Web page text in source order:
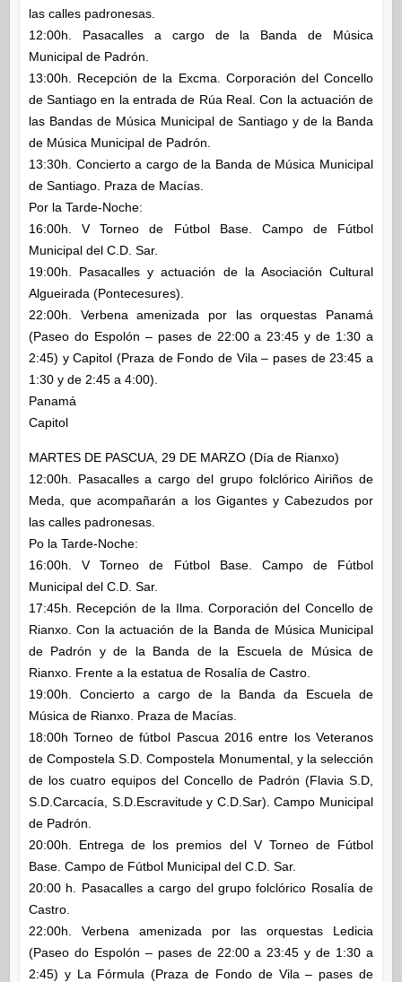
las calles padronesas.
12:00h. Pasacalles a cargo de la Banda de Música
Municipal de Padrón.
13:00h. Recepción de la Excma. Corporación del Concello
de Santiago en la entrada de Rúa Real. Con la actuación de
las Bandas de Música Municipal de Santiago y de la Banda
de Música Municipal de Padrón.
13:30h. Concierto a cargo de la Banda de Música Municipal
de Santiago. Praza de Macías.
Por la Tarde-Noche:
16:00h. V Torneo de Fútbol Base. Campo de Fútbol
Municipal del C.D. Sar.
19:00h. Pasacalles y actuación de la Asociación Cultural
Algueirada (Pontecesures).
22:00h. Verbena amenizada por las orquestas Panamá
(Paseo do Espolón – pases de 22:00 a 23:45 y de 1:30 a
2:45) y Capitol (Praza de Fondo de Vila – pases de 23:45 a
1:30 y de 2:45 a 4:00).
Panamá
Capitol
MARTES DE PASCUA, 29 DE MARZO (Día de Rianxo)
12:00h. Pasacalles a cargo del grupo folclórico Airiños de
Meda, que acompañarán a los Gigantes y Cabezudos por
las calles padronesas.
Po la Tarde-Noche:
16:00h. V Torneo de Fútbol Base. Campo de Fútbol
Municipal del C.D. Sar.
17:45h. Recepción de la Ilma. Corporación del Concello de
Rianxo. Con la actuación de la Banda de Música Municipal
de Padrón y de la Banda de la Escuela de Música de
Rianxo. Frente a la estatua de Rosalía de Castro.
19:00h. Concierto a cargo de la Banda da Escuela de
Música de Rianxo. Praza de Macías.
18:00h Torneo de fútbol Pascua 2016 entre los Veteranos
de Compostela S.D. Compostela Monumental, y la selección
de los cuatro equipos del Concello de Padrón (Flavia S.D,
S.D.Carcacía, S.D.Escravitude y C.D.Sar). Campo Municipal
de Padrón.
20:00h. Entrega de los premios del V Torneo de Fútbol
Base. Campo de Fútbol Municipal del C.D. Sar.
20:00 h. Pasacalles a cargo del grupo folclórico Rosalía de
Castro.
22:00h. Verbena amenizada por las orquestas Ledicia
(Paseo do Espolón – pases de 22:00 a 23:45 y de 1:30 a
2:45) y La Fórmula (Praza de Fondo de Vila – pases de